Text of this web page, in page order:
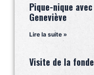
Pique-nique
Geneviève
Lire la suite »
Visite de la